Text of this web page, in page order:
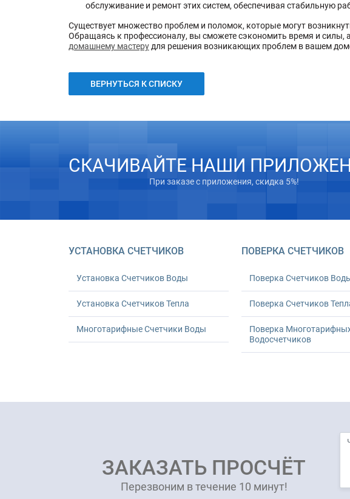
обслуживание и ремонт этих систем, обеспечивая стабильную
Существует множество проблем и поломок, которые могут
Обращаясь к профессионалу, вы сможете сэкономить время и силы,
домашнему мастерудля решения возникающих проблем в вашем
ВЕРНУТЬСЯ К СПИСКУ
СКАЧИВАЙТЕ НАШИ
При заказе с приложения, скидка 5%!
УСТАНОВКА СЧЕТЧИКОВ
Установка Счетчиков Воды
Установка Счетчиков Тепла
Многотарифные Счетчики Воды
ПОВЕРКА СЧЕТЧИКОВ
Поверка Счетчиков
Поверка Счетчиков
Поверка
Водосчетчиков
ЗАКАЗАТЬ ПРОСЧЁТ
Перезвоним в течение 10 минут!